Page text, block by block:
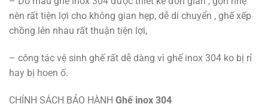
nên rất tiện lợi cho không gian hẹp, dễ di chuyển , ghế xếp
chồng lên nhau rất thuận tiện lợi,
– công tác vệ sinh ghế rất dễ dàng vì ghế inox 304 ko bị rỉ
hay bị hoen ố.
CHÍNH SÁCH BẢO HÀNH Ghế inox 304